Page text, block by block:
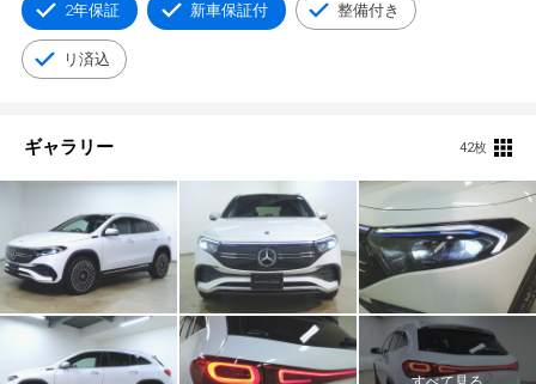
2年保証 新車保証付 整備付き
リ済込
ギャラリー 42枚